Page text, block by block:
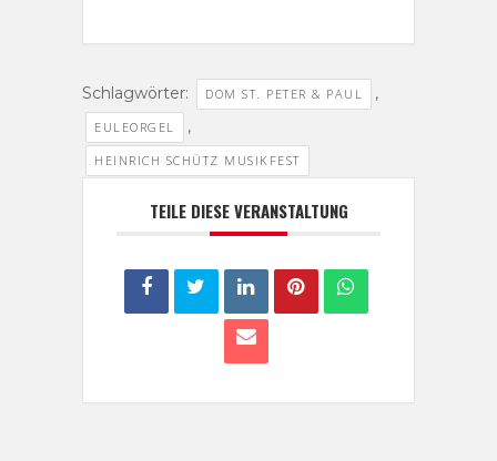
Schlagwörter: DOM ST. PETER & PAUL ,
EULEORGEL ,
HEINRICH SCHÜTZ MUSIKFEST
TEILE DIESE VERANSTALTUNG